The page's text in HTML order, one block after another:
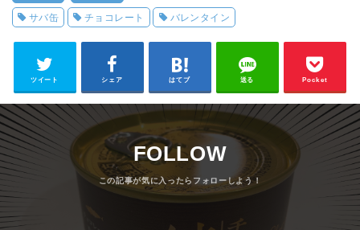
サバ缶 チョコレート バレンタイン
ツイート シェア はてブ 送る Pocket
FOLLOW